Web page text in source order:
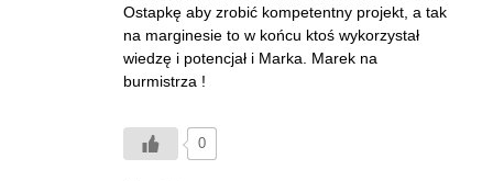
Ostapkę aby zrobić kompetentny projekt, a tak
na marginesie to w końcu ktoś wykorzystał
wiedzę i potencjał i Marka. Marek na
burmistrza !
0